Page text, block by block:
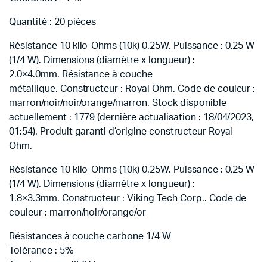
Quantité : 20 pièces
Résistance 10 kilo-Ohms (10k) 0.25W. Puissance : 0,25 W
(1/4 W). Dimensions (diamètre x longueur) :
2.0×4.0mm. Résistance à couche
métallique. Constructeur : Royal Ohm. Code de couleur :
marron/noir/noir/orange/marron. Stock disponible
actuellement : 1779 (dernière actualisation : 18/04/2023,
01:54). Produit garanti d’origine constructeur Royal
Ohm.
Résistance 10 kilo-Ohms (10k) 0.25W. Puissance : 0,25 W
(1/4 W). Dimensions (diamètre x longueur) :
1.8×3.3mm. Constructeur : Viking Tech Corp.. Code de
couleur : marron/noir/orange/or
Résistances à couche carbone 1/4 W
Tolérance : 5%